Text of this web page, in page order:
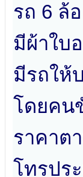
รถ 6 ล้
มีผ้าใบ
มีรถให้
โดยคน
ราคาต
โทรปร